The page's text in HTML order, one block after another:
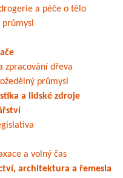
a péče o tělo
průmysl
zpracování dřeva
průmysl
a lidské zdroje
a volný čas
architektura a řemesla